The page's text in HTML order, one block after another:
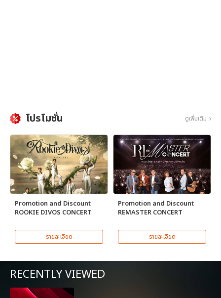
โปรโมชั่น ดูเพิ่มเติม
Promotion and Discount
ROOKIE DIVOS CONCERT
รายละเอียด
Promotion and Discount
REMASTER CONCERT
รายละเอียด
RECENTLY VIEWED